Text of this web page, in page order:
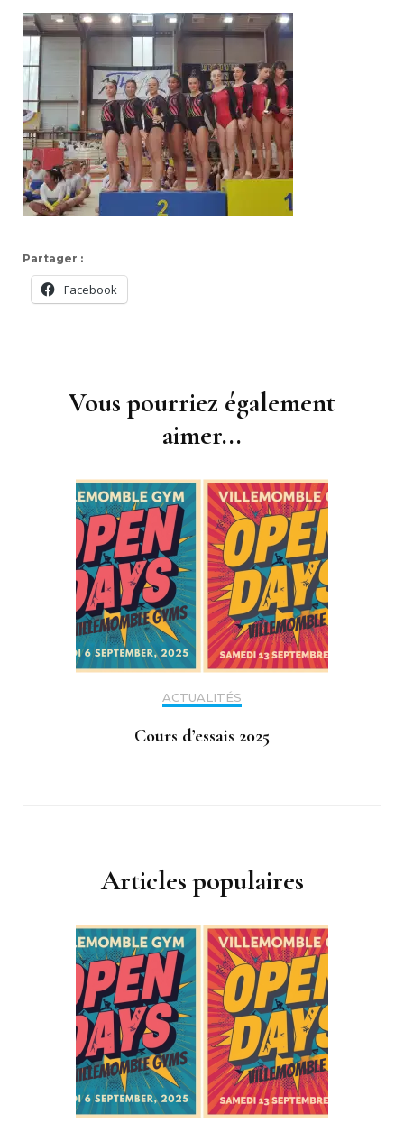
Partager :
Facebook
Vous pourriez également
aimer...
ACTUALITÉS
Cours d’essais 2025
Articles populaires